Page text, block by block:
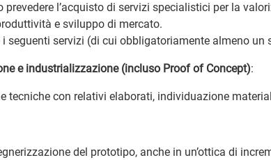
prevedere l’acquisto di servizi specialistici per la
e sviluppo di mercato.
i seguenti servizi (di cui obbligatoriamente almeno un
e industrializzazione (incluso Proof of Concept):
tecniche con relativi elaborati, individuazione
del prototipo, anche in un’ottica di